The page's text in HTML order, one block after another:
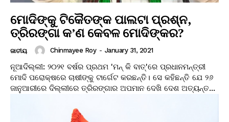
ମୋଦିଙ୍କୁ ଟିକୈତଙ୍କ ପାଲଟା ପ୍ରଶ୍ନ,
ତ୍ରିରଙ୍ଗା କ’ଣ କେବଳ ମୋଦିଙ୍କର?
ଜାତୀୟ Chinmayee Roy - January 31, 2021
ନୂଆଦିଲ୍ଲୀ: ୨୦୨୧ ବର୍ଷର ପ୍ରଥମ 'ମନ୍‌ କି ବାତ୍‌'ରେ ପ୍ରଧାନମନ୍ତ୍ରୀ
ମୋଦି ପରୋକ୍ଷରେ ଚାଷୀଙ୍କୁ ଟାର୍ଗେଟ କରଛନ୍ତି। ସେ କହିଛନ୍ତି ଯେ ୨୬
ଜାନୁଆରୀରେ ଦିଲ୍ଲୀରେ ତ୍ରିରଙ୍ଗାର ଅପମାନ ଦେଖି ଦେଶ ଅତ୍ୟନ୍ତ...